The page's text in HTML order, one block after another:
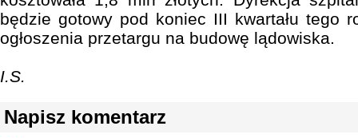
będzie gotowy pod koniec III kwartału tego
ogłoszenia przetargu na budowę lądowiska.
I.S.
Napisz komentarz